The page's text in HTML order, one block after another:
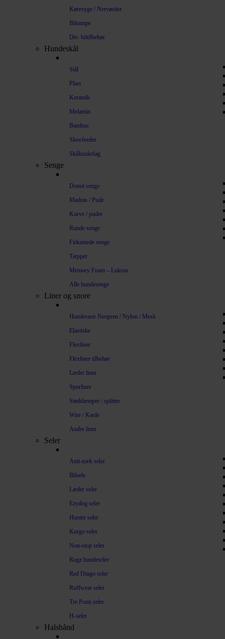
Køresyge / Nervøsitet
Bilrampe
Div. biltilbehør
Hundeskål
Stål
Plast
Keramik
Melamin
Bambus
Slowfeeder
Skålunderlag
Senge
Donut senge
Madras / Pude
Kurve / puder
Runde senge
Firkantede senge
Tæpper
Memory Foam – Luksus
Alle hundesenge
Liner og snore
Hundesnor Neopren / Nylon / Mesh
Elastiske
Flexliner
Flexliner tilbehør
Læder liner
Sporliner
Støddæmper / splitter
Wire / Kæde
Andre liner
Seler
Anti-træk seler
Bilsele
Læder seler
Ezydog seler
Hunter seler
Kurgo seler
Non-stop seler
Rogz hundeseler
Red Dingo seler
Ruffwear seler
Tre Ponti seler
H-seler
Halsbånd